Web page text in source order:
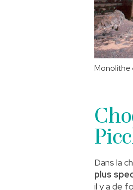
Monolithe
Dans la
plus
il y a de